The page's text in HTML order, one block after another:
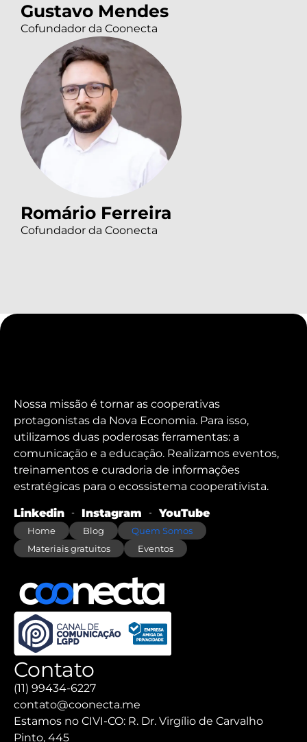
Gustavo Mendes
Cofundador da Coonecta
Romário Ferreira
Cofundador da Coonecta
Nossa missão é tornar as cooperativas
protagonistas da Nova Economia. Para isso,
utilizamos duas poderosas ferramentas: a
comunicação e a educação. Realizamos eventos,
treinamentos e curadoria de informações
estratégicas para o ecossistema cooperativista.
Linkedin Instagram YouTube
Home Blog
Quem Somos
Materiais gratuitos
Eventos
Contato
(11) 99434-6227
contato@coonecta.me
Estamos no CIVI-CO: R. Dr. Virgílio de Carvalho
Pinto, 445